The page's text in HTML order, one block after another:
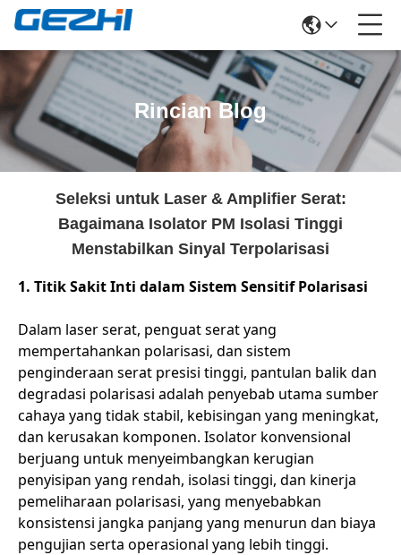
Rincian Blog
Seleksi untuk Laser & Amplifier Serat:
Bagaimana Isolator PM Isolasi Tinggi
Menstabilkan Sinyal Terpolarisasi
1. Titik Sakit Inti dalam Sistem Sensitif Polarisasi
Dalam laser serat, penguat serat yang
mempertahankan polarisasi, dan sistem
penginderaan serat presisi tinggi, pantulan balik dan
degradasi polarisasi adalah penyebab utama sumber
cahaya yang tidak stabil, kebisingan yang meningkat,
dan kerusakan komponen. Isolator konvensional
berjuang untuk menyeimbangkan kerugian
penyisipan yang rendah, isolasi tinggi, dan kinerja
pemeliharaan polarisasi, yang menyebabkan
konsistensi jangka panjang yang menurun dan biaya
pengujian serta operasional yang lebih tinggi.